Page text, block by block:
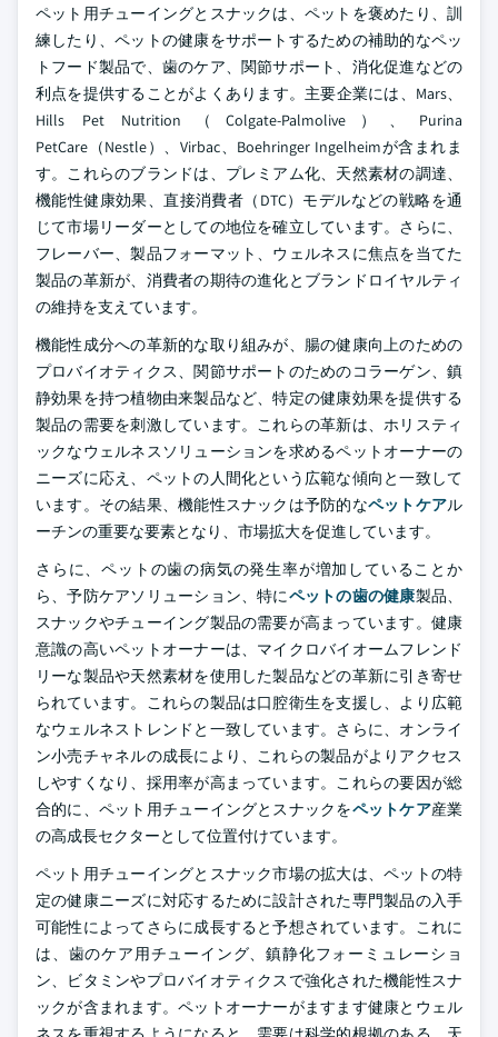
ペット用チューイングとスナックは、ペットを褒めたり、訓
練したり、ペットの健康をサポートするための補助的なペッ
トフード製品で、歯のケア、関節サポート、消化促進などの
利点を提供することがよくあります。主要企業には、Mars、
Hills Pet Nutrition（Colgate-Palmolive）、Purina
PetCare（Nestle）、Virbac、Boehringer Ingelheimが含まれま
す。これらのブランドは、プレミアム化、天然素材の調達、
機能性健康効果、直接消費者（DTC）モデルなどの戦略を通
じて市場リーダーとしての地位を確立しています。さらに、
フレーバー、製品フォーマット、ウェルネスに焦点を当てた
製品の革新が、消費者の期待の進化とブランドロイヤルティ
の維持を支えています。
機能性成分への革新的な取り組みが、腸の健康向上のための
プロバイオティクス、関節サポートのためのコラーゲン、鎮
静効果を持つ植物由来製品など、特定の健康効果を提供する
製品の需要を刺激しています。これらの革新は、ホリスティ
ックなウェルネスソリューションを求めるペットオーナーの
ニーズに応え、ペットの人間化という広範な傾向と一致して
います。その結果、機能性スナックは予防的なペットケアル
ーチンの重要な要素となり、市場拡大を促進しています。
さらに、ペットの歯の病気の発生率が増加していることか
ら、予防ケアソリューション、特にペットの歯の健康製品、
スナックやチューイング製品の需要が高まっています。健康
意識の高いペットオーナーは、マイクロバイオームフレンド
リーな製品や天然素材を使用した製品などの革新に引き寄せ
られています。これらの製品は口腔衛生を支援し、より広範
なウェルネストレンドと一致しています。さらに、オンライ
ン小売チャネルの成長により、これらの製品がよりアクセス
しやすくなり、採用率が高まっています。これらの要因が総
合的に、ペット用チューイングとスナックをペットケア産業
の高成長セクターとして位置付けています。
ペット用チューイングとスナック市場の拡大は、ペットの特
定の健康ニーズに対応するために設計された専門製品の入手
可能性によってさらに成長すると予想されています。これに
は、歯のケア用チューイング、鎮静化フォーミュレーショ
ン、ビタミンやプロバイオティクスで強化された機能性スナ
ックが含まれます。ペットオーナーがますます健康とウェル